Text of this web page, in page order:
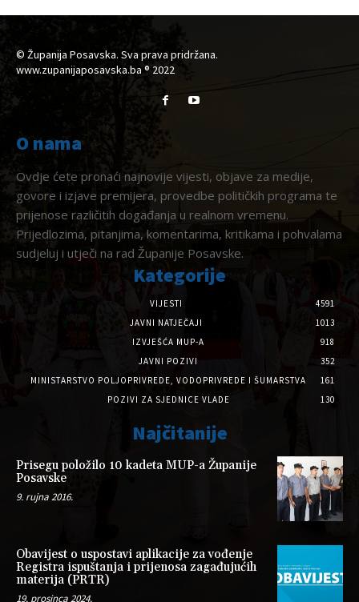
© Županija Posavska. Sva prava pridržana.
www.zupanijaposavska.ba ® 2022
O nama
Ovdje ćete pronaći najnovije vijesti, objave za medije,
govore i izjave premijera, provedbe političkih programa te
prijenose različitih događanja u realnom vremenu.
Prijedlozima, pitanjima, komentarima, kritikama i pohvalama
sudjeluj i utječi na rad Županije Posavske.
Kategorije
VIJESTI
4591
JAVNI NATJEČAJI
1013
IZVJEŠĆA MUP-A
918
JAVNI POZIVI
352
MINISTARSTVO POLJOPRIVREDE, VODOPRIVREDE I ŠUMARSTVA
161
POZIVI ZA SJEDNICE VLADE
130
Najčitanije
Prisegu položilo 10 kadeta MUP-a Županije
Posavske
9. rujna 2016.
Obavijest o uspostavi aplikacije za vođenje
Registra ispuštanja i prijenosa zagađujućih
materija (PRTR)
19. prosinca 2024.